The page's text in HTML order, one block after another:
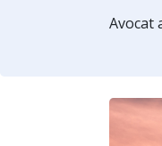
Avocat